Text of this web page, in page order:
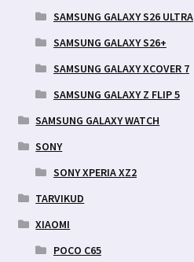
SAMSUNG GALAXY S26 ULTRA
SAMSUNG GALAXY S26+
SAMSUNG GALAXY XCOVER 7
SAMSUNG GALAXY Z FLIP 5
SAMSUNG GALAXY WATCH
SONY
SONY XPERIA XZ2
TARVIKUD
XIAOMI
POCO C65